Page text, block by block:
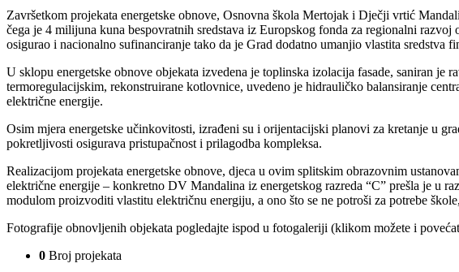
Završetkom projekata energetske obnove, Osnovna škola Mertojak i Dječji vrtić
čega je 4 milijuna kuna bespovratnih sredstava iz Europskog fonda za regionalni
osigurao i nacionalno sufinanciranje tako da je Grad dodatno umanjio vlastita sredstva
U sklopu energetske obnove objekata izvedena je toplinska izolacija fasade, saniran
termoregulacijskim, rekonstruirane kotlovnice, uvedeno je hidrauličko balansiranje
električne energije.
Osim mjera energetske učinkovitosti, izrađeni su i orijentacijski planovi za kretanje u
pokretljivosti osigurava pristupačnost i prilagodba kompleksa.
Realizacijom projekata energetske obnove, djeca u ovim splitskim obrazovnim
električne energije – konkretno DV Mandalina iz energetskog razreda “C” prešla je u
modulom proizvoditi vlastitu električnu energiju, a ono što se ne potroši za potrebe
Fotografije obnovljenih objekata pogledajte ispod u fotogaleriji (klikom možete i
0 Broj projekata